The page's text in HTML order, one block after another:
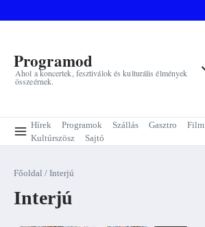
Programod
Ahol a koncertek, fesztiválok és kulturális élmények
összeérnek.
Hírek Programok Szállás Gasztro
Film
Kultúrszösz
Sajtó
Főoldal / Interjú
Interjú